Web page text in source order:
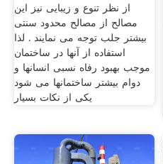
از نظر تنوع و زیبایی نیز این
مصالح از مصالح محدود سنتی
بیشتر جلب توجه می نمایند . لذا
استفاده از آنها در ساختمان
موجب بهبود رفاه نسبی انسانها و
دوام بیشتر ساختمانها می شود
یکی از نکات بسیار